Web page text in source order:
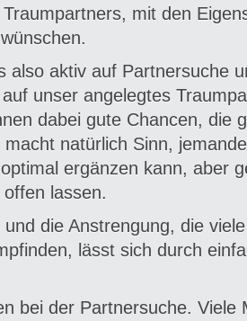
mit den
also aktiv auf Partnersuche
unser angelegtes
dabei gute Chancen, die
natürlich Sinn,
ergänzen kann, aber
lassen.
die Anstrengung, die
lässt sich durch
bei der Partnersuche. Viele